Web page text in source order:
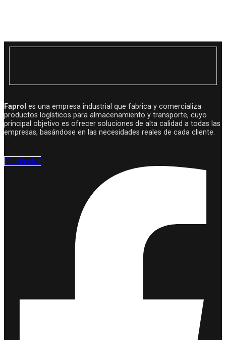
Faprol es una empresa industrial que fabrica y comercializa
productos logísticos para almacenamiento y transporte, cuyo
principal objetivo es ofrecer soluciones de alta calidad a todas las
empresas, basándose en las necesidades reales de cada cliente.
Facebook-f